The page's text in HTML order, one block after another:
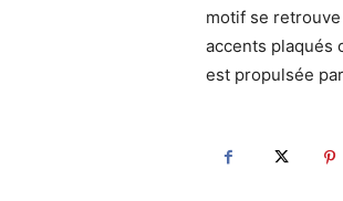
motif se
accents plaqués
est propulsée